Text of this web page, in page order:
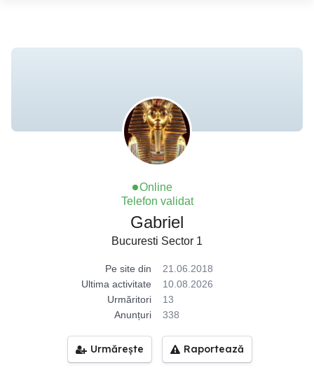
Online
Telefon validat
Gabriel
Bucuresti Sector 1
Pe site din
21.06.2018
Ultima activitate
10.08.2026
Urmăritori
13
Anunțuri
338
Urmărește Raportează